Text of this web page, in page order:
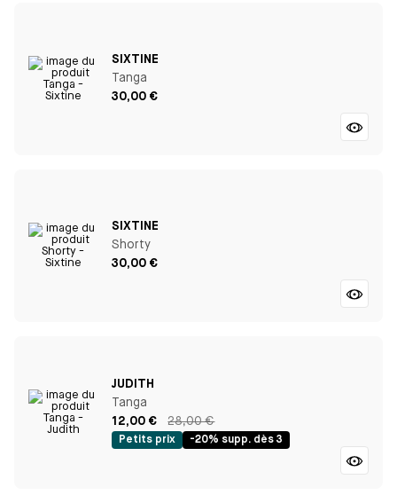
SIXTINE
Tanga
30,00 €
SIXTINE
Shorty
30,00 €
JUDITH
Tanga
12,00 €
28,00 €
Petits prix -20% supp. dès 3